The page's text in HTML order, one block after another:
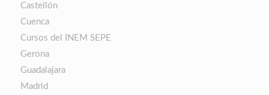
Castellón
Cuenca
Cursos del INEM SEPE
Gerona
Guadalajara
Madrid